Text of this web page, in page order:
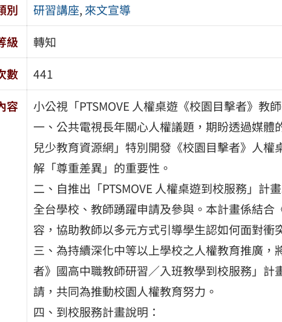
別
研習講座,來文宣導
級
轉知
數
441
容
小公視「PTSMOVE 人權桌遊《校園目擊者》教
一、公共電視長年關心人權議題，期盼透過媒
兒少教育資源網」特別開發《校園目擊者》人
解「尊重差異」的重要性。
二、自推出「PTSMOVE 人權桌遊到校服務」
全台學校、教師踴躍申請及參與。本計畫係結
容，協助教師以多元方式引導學生認如何面對衝
三、為持續深化中等以上學校之人權教育推廣，
者》國高中職教師研習／入班教學到校服務」
請，共同為推動校園人權教育努力。
四、到校服務計畫說明：